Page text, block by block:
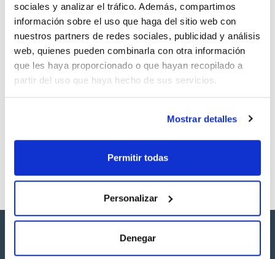
sociales y analizar el tráfico. Además, compartimos
información sobre el uso que haga del sitio web con
nuestros partners de redes sociales, publicidad y análisis
web, quienes pueden combinarla con otra información
que les haya proporcionado o que hayan recopilado a
partir del uso que haya hecho de sus servicios.
Mostrar detalles
Permitir todas
Personalizar
Denegar
Regístrate para
descargas
Regístrate para
descargas
SDS/ Hoja de seguridad
Regístrate para
descargas
Los productos marcados con esta imagen son
listos para una entrega inmediata.